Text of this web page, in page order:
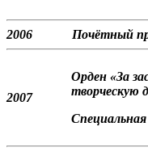
2006 Почётный
2007
Орден «За
творческую